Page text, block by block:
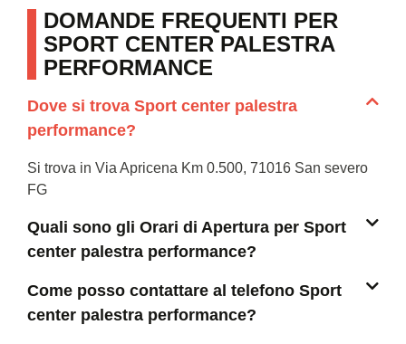
DOMANDE FREQUENTI PER
SPORT CENTER PALESTRA
PERFORMANCE
Dove si trova Sport center palestra
performance?
Si trova in Via Apricena Km 0.500, 71016 San severo
FG
Quali sono gli Orari di Apertura per Sport
center palestra performance?
Come posso contattare al telefono Sport
center palestra performance?